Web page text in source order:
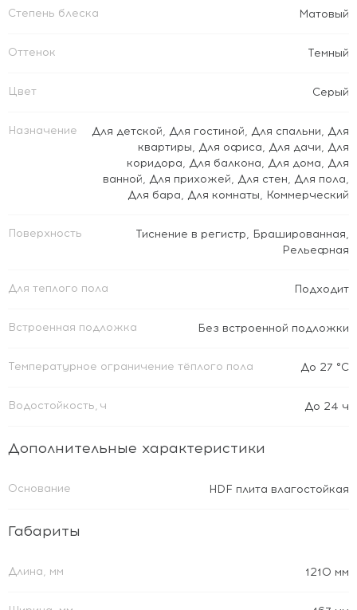
Степень блеска Матовый
Оттенок Темный
Цвет Серый
Назначение Для детской, Для гостиной, Для спальни, Для
квартиры, Для офиса, Для дачи, Для
коридора, Для балкона, Для дома, Для
ванной, Для прихожей, Для стен, Для пола,
Для бара, Для комнаты, Коммерческий
Поверхность Тиснение в регистр, Брашированная,
Рельефная
Для теплого пола Подходит
Встроенная подложка Без встроенной подложки
Температурное ограничение тёплого пола До 27 °C
Водостойкость, ч До 24 ч
Дополнительные характеристики
Основание HDF плита влагостойкая
Габариты
Длина, мм 1210 мм